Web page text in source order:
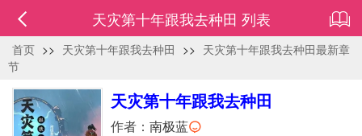
天灾第十年跟我去种田 列表
首页 >> 天灾第十年跟我去种田 >> 天灾第十年跟我去种田最新章
节
天灾第十年跟我去种田
作者： 南极蓝